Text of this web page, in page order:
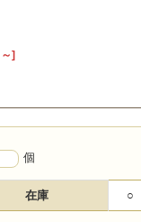
]
個
在庫 ○